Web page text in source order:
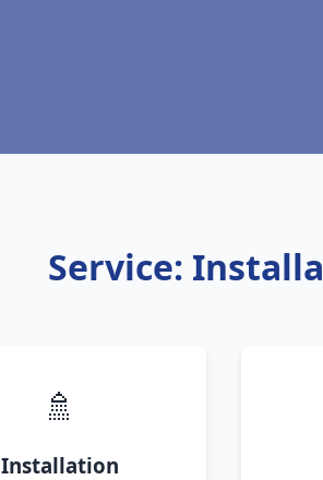
Service:
🚿
Installation